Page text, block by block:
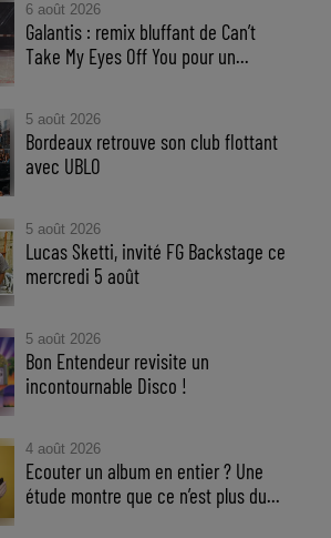
6 août 2026
Galantis : remix bluffant de Can’t
Take My Eyes Off You pour un...
5 août 2026
Bordeaux retrouve son club flottant
avec UBLO
5 août 2026
Lucas Sketti, invité FG Backstage ce
mercredi 5 août
5 août 2026
Bon Entendeur revisite un
incontournable Disco !
4 août 2026
Ecouter un album en entier ? Une
étude montre que ce n’est plus du...